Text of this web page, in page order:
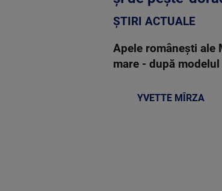
ȘTIRI ACTUALE
Apele românești ale
mare - după
YVETTE MÎRZA